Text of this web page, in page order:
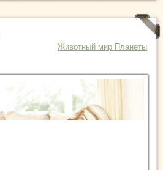
Животный мир Планеты